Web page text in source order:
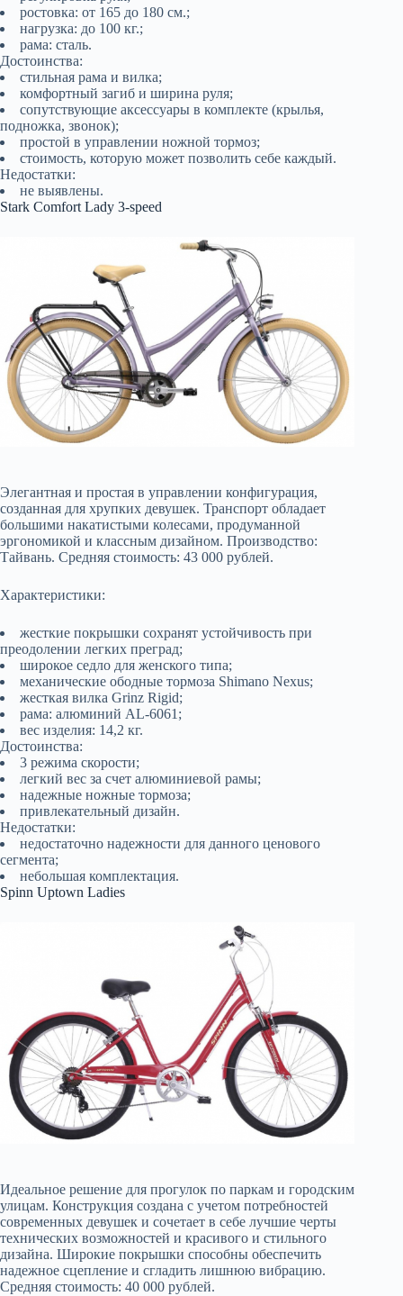
ростовка: от 165 до 180 см.;
нагрузка: до 100 кг.;
рама: сталь.
Достоинства:
стильная рама и вилка;
комфортный загиб и ширина руля;
сопутствующие аксессуары в комплекте (крылья,
подножка, звонок);
простой в управлении ножной тормоз;
стоимость, которую может позволить себе каждый.
Недостатки:
не выявлены.
Stark Comfort Lady 3-speed
Элегантная и простая в управлении конфигурация,
созданная для хрупких девушек. Транспорт обладает
большими накатистыми колесами, продуманной
эргономикой и классным дизайном. Производство:
Тайвань. Средняя стоимость: 43 000 рублей.
Характеристики:
жесткие покрышки сохранят устойчивость при
преодолении легких преград;
широкое седло для женского типа;
механические ободные тормоза Shimano Nexus;
жесткая вилка Grinz Rigid;
рама: алюминий AL-6061;
вес изделия: 14,2 кг.
Достоинства:
3 режима скорости;
легкий вес за счет алюминиевой рамы;
надежные ножные тормоза;
привлекательный дизайн.
Недостатки:
недостаточно надежности для данного ценового
сегмента;
небольшая комплектация.
Spinn Uptown Ladies
Идеальное решение для прогулок по паркам и городским
улицам. Конструкция создана с учетом потребностей
современных девушек и сочетает в себе лучшие черты
технических возможностей и красивого и стильного
дизайна. Широкие покрышки способны обеспечить
надежное сцепление и сгладить лишнюю вибрацию.
Средняя стоимость: 40 000 рублей.